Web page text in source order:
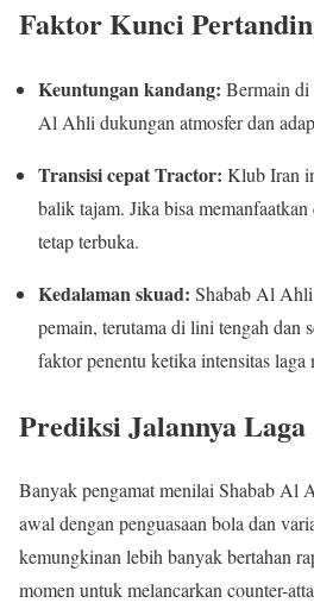
Faktor Kunci
Keuntungan kandang: Bermain di
Al Ahli dukungan atmosfer dan
Transisi cepat Tractor: Klub Iran
balik tajam. Jika bisa
tetap terbuka.
Kedalaman skuad: Shabab Al
pemain, terutama di lini tengah dan
faktor penentu ketika intensitas laga
Prediksi Jalannya Laga
Banyak pengamat menilai Shabab Al
awal dengan penguasaan bola dan
kemungkinan lebih banyak bertahan
momen untuk melancarkan counter-